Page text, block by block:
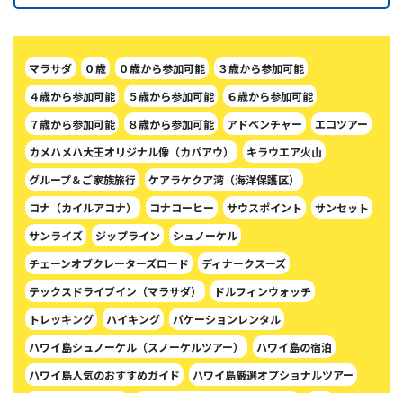
マラサダ ０歳 ０歳から参加可能
３歳から参加可能
４歳から参加可能
５歳から参加可能
６歳から参加可能
７歳から参加可能
８歳から参加可能 アドベンチャー
エコツアー
カメハメハ大王オリジナル像（カパアウ）
キラウエア火山
グループ＆ご家族旅行
ケアラケクア湾（海洋保護区）
コナ（カイルアコナ）
コナコーヒー サウスポイント
サンセット
サンライズ
ジップライン
シュノーケル
チェーンオブクレーターズロード
ディナークスーズ
テックスドライブイン（マラサダ）
ドルフィンウォッチ
トレッキング
ハイキング
バケーションレンタル
ハワイ島シュノーケル（スノーケルツアー）
ハワイ島の宿泊
ハワイ島人気のおすすめガイド
ハワイ島厳選オプショナルツアー